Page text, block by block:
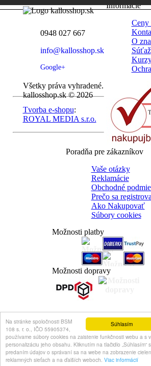
Súhlasím
Na stránke spoločnosti BSM
108 s. r. o., IČO 55905374,
používame súbory cookies na zaistenie funkčnosti webu a s
personalizáciu jeho obsahu. Kliknutím na tlačidlo
predaním údajov o správaní sa na webe na zobrazenie
reklamných sieťach a na ďalších weboch. Viac informácií
0948 027 667
info@kallosshop.sk
Google+
Všetky práva vyhradené.
kallosshop.sk © 2026
Tvorba e-shopu:
ROYAL MEDIA s.r.o.
Informácie
Ceny
O
Súťaž
Poradňa pre zákazníkov
Vaše otázky
Reklamácie
Obchodné
Prečo sa
Ako Nakupovať
Súbory cookies
Možnosti platby
Možnosti dopravy